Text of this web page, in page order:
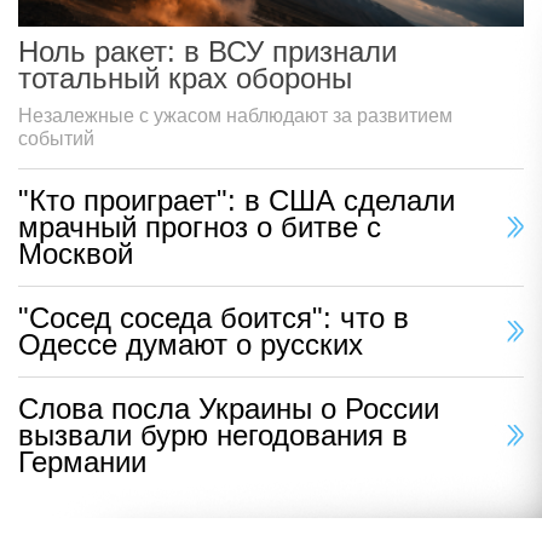
Ноль ракет: в ВСУ признали
тотальный крах обороны
Незалежные с ужасом наблюдают за развитием
событий
"Кто проиграет": в США сделали
мрачный прогноз о битве с
Москвой
"Сосед соседа боится": что в
Одессе думают о русских
Слова посла Украины о России
вызвали бурю негодования в
Германии